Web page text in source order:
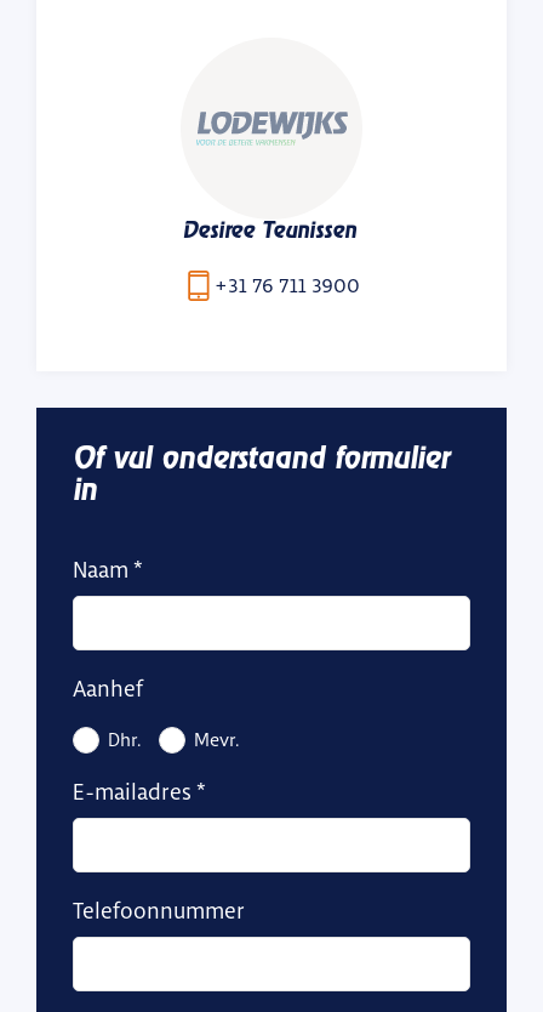
Desiree Teunissen
+31 76 711 3900
Of vul onderstaand formulier
in
Naam
Aanhef
Dhr. Mevr.
E-mailadres
Telefoonnummer